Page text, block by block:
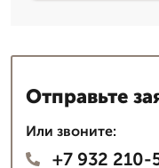
Отправьте
Или звоните:
+7 932 210-